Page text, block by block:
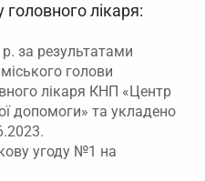
головного лікаря:
за результатами
голови
лікаря КНП «Центр
допомоги» та укладено
угоду №1 на